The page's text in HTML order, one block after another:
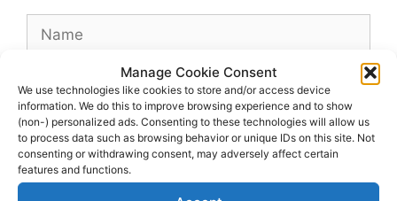
Manage Cookie Consent
We use technologies like cookies to store and/or access device
information. We do this to improve browsing experience and to show
(non-) personalized ads. Consenting to these technologies will allow us
to process data such as browsing behavior or unique IDs on this site. Not
consenting or withdrawing consent, may adversely affect certain
features and functions.
Name
Website